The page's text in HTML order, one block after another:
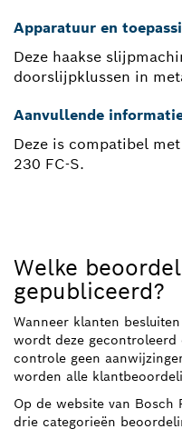
Apparatuur en
Deze haakse
doorslijpklussen in
Aanvullende
Deze is compatibel
230 FC-S.
Welke
gepubliceerd?
Wanneer klanten
wordt deze gecontroleerd
controle geen
worden alle
Op de website van Bosch
drie categorieën